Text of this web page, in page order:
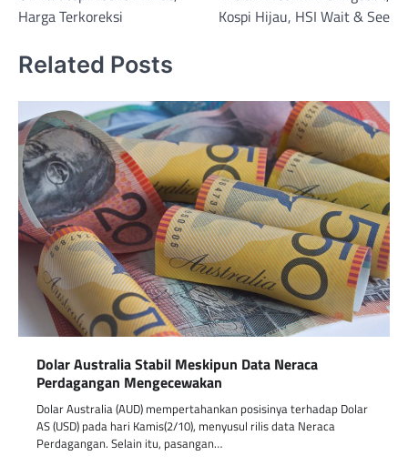
Harga Terkoreksi
Kospi Hijau, HSI Wait & See
Related Posts
Dolar Australia Stabil Meskipun Data Neraca
Perdagangan Mengecewakan
Dolar Australia (AUD) mempertahankan posisinya terhadap Dolar
AS (USD) pada hari Kamis(2/10), menyusul rilis data Neraca
Perdagangan. Selain itu, pasangan…